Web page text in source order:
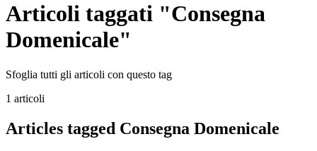
Articoli taggati "Consegna
Domenicale"
Sfoglia tutti gli articoli con questo tag
1 articoli
Articles tagged Consegna Domenicale